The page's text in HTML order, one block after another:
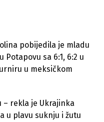
pobijedila je mladu
sa 6:1, 6:2 u
u meksičkom
– rekla je Ukrajinka
u plavu suknju i žutu